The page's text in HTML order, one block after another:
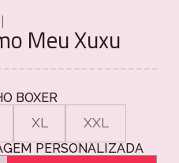
Meu Xuxu
BOXER
XL XXL
PERSONALIZADA